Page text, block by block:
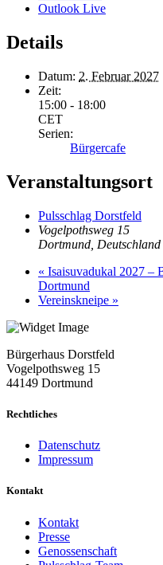
Outlook Live
Details
Datum: 2. Februar 2027
Zeit:
15:00 - 18:00
CET
Serien:
Bürgercafe
Veranstaltungsort
Pulsschlag Dorstfeld
Vogelpothsweg 15
Dortmund Deutschland
« Isaisuvadukal 2027 –
Dortmund
Vereinskneipe »
Bürgerhaus Dorstfeld
Vogelpothsweg 15
44149 Dortmund
Rechtliches
Datenschutz
Impressum
Kontakt
Kontakt
Presse
Genossenschaft